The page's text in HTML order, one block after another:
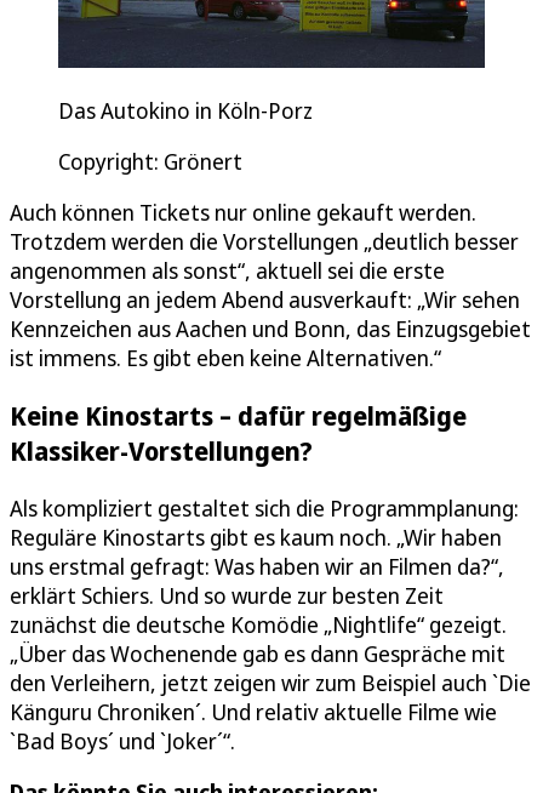
Das Autokino in Köln-Porz
Copyright: Grönert
Auch können Tickets nur online gekauft werden.
Trotzdem werden die Vorstellungen „deutlich besser
angenommen als sonst“, aktuell sei die erste
Vorstellung an jedem Abend ausverkauft: „Wir sehen
Kennzeichen aus Aachen und Bonn, das Einzugsgebiet
ist immens. Es gibt eben keine Alternativen.“
Keine Kinostarts – dafür regelmäßige
Klassiker-Vorstellungen?
Als kompliziert gestaltet sich die Programmplanung:
Reguläre Kinostarts gibt es kaum noch. „Wir haben
uns erstmal gefragt: Was haben wir an Filmen da?“,
erklärt Schiers. Und so wurde zur besten Zeit
zunächst die deutsche Komödie „Nightlife“ gezeigt.
„Über das Wochenende gab es dann Gespräche mit
den Verleihern, jetzt zeigen wir zum Beispiel auch `Die
Känguru Chroniken´. Und relativ aktuelle Filme wie
`Bad Boys´ und `Joker´“.